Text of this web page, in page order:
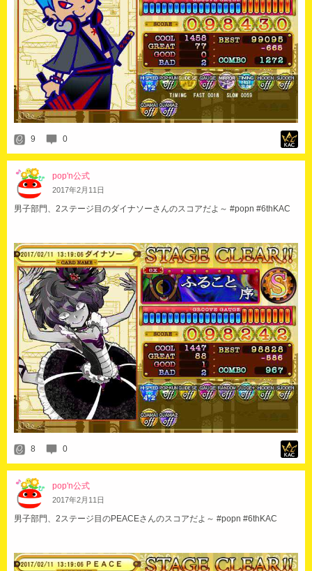
9 0
pop'n公式
2017年2月 11 日
男子部門、2ステージ目のダイナソーさんのスコアだよ～ #popn #6thKAC
8 0
pop'n公式
2017年2月 11 日
男子部門、2ステージ目のPEACEさんのスコアだよ～ #popn #6thKAC